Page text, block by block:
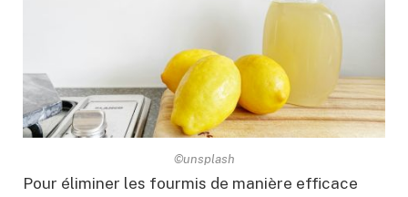
©unsplash
Pour éliminer les fourmis de manière efficace